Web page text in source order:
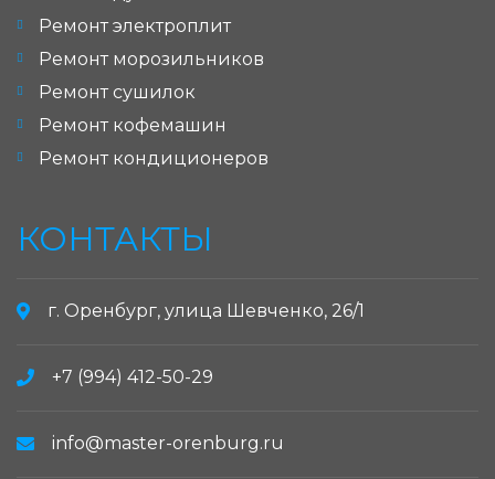
Ремонт электроплит
Ремонт морозильников
Ремонт сушилок
Ремонт кофемашин
Ремонт кондиционеров
КОНТАКТЫ
г. Оренбург, улица Шевченко, 26/1
+7 (994) 412-50-29
info@master-orenburg.ru